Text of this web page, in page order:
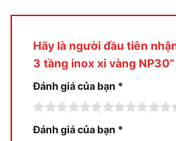
Hãy là người đầu tiên
3 tầng inox xi vàng NP30”
Đánh giá của bạn *
Đánh giá của bạn *